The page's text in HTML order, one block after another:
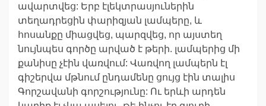
ավարտվեց: Երբ էլեկտրասյուներին
տեղադրեցին փարիզյան լամպերը, և
հոսանքը միացվեց, պարզվեց, որ այստեղ
նույնպես գործը արված է թերի. լամպերից մի
քանիսը չէին վառվում: Վառվող լամպերն էլ
գիշերվա մթնում ընդամենը ցույց էին տալիս
Գորշավանի գորշությունը: Ու երևի արդեն